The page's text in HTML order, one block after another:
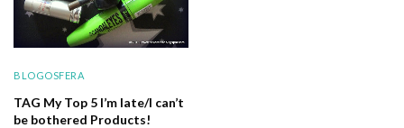
BLOGOSFERA
TAG My Top 5 I’m late/I can’t
be bothered Products!